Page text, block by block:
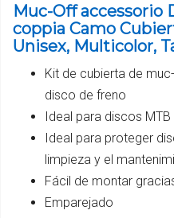
Muc-Off accessorio
coppia Camo
Unisex, Multicolor,
Kit de cubierta de
disco de freno
Ideal para discos MTB
Ideal para proteger
limpieza y el
Fácil de montar
Emparejado